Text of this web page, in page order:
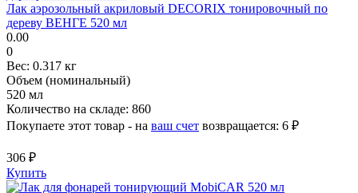
Лак аэрозольный акриловый DECORIX тонировочный по
дереву ВЕНГЕ 520 мл
0.00
0
Вес: 0.317 кг
Объем (номинальный)
520 мл
Количество на складе: 860
Покупаете этот товар - на ваш счет возвращается: 6 ₽
306 ₽
Купить